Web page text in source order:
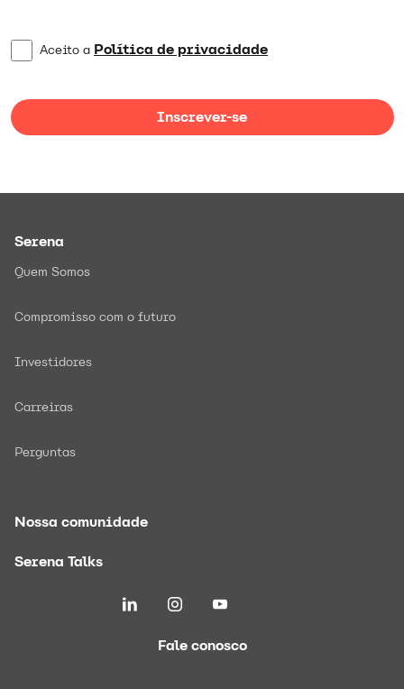
Aceito a Política de privacidade
Inscrever-se
Serena
Quem Somos
Compromisso com o futuro
Investidores
Carreiras
Perguntas
Nossa comunidade
Serena Talks
Fale conosco